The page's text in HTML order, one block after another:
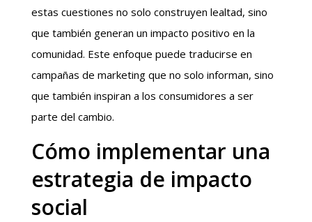
estas cuestiones no solo construyen lealtad, sino
que también generan un impacto positivo en la
comunidad. Este enfoque puede traducirse en
campañas de marketing que no solo informan, sino
que también inspiran a los consumidores a ser
parte del cambio.
Cómo implementar una
estrategia de impacto
social